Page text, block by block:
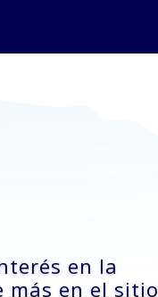
en la
más en el sitio